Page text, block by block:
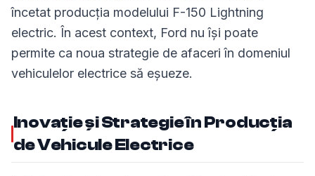
încetat producția modelului F-150 Lightning
electric. În acest context, Ford nu își poate
permite ca noua strategie de afaceri în domeniul
vehiculelor electrice să eșueze.
Inovație și Strategie în Producția
de Vehicule Electrice